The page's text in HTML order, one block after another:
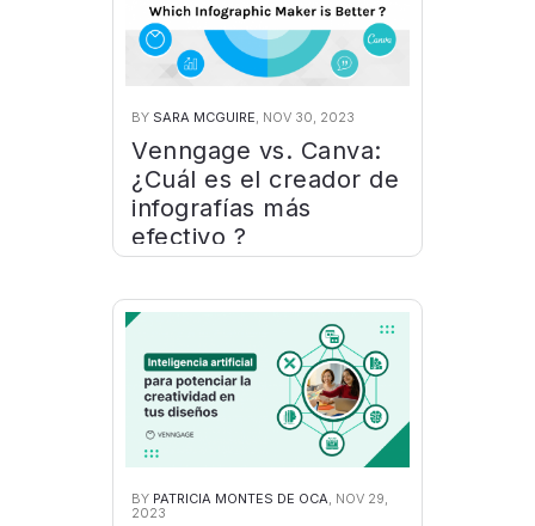
BY SARA MCGUIRE, NOV 30, 2023
Venngage vs. Canva:
¿Cuál es el creador de
infografías más
efectivo ?
BY PATRICIA MONTES DE OCA, NOV 29,
2023